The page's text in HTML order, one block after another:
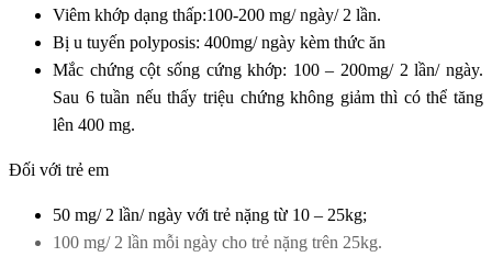
Viêm khớp dạng thấp:100-200 mg/ ngày/ 2 lần.
Bị u tuyến polyposis: 400mg/ ngày kèm thức ăn
Mắc chứng cột sống cứng khớp: 100 – 200mg/ 2 lần/ ngày.
Sau 6 tuần nếu thấy triệu chứng không giảm thì có thể tăng
lên 400 mg.
Đối với trẻ em
50 mg/ 2 lần/ ngày với trẻ nặng từ 10 – 25kg;
100 mg/ 2 lần mỗi ngày cho trẻ nặng trên 25kg.